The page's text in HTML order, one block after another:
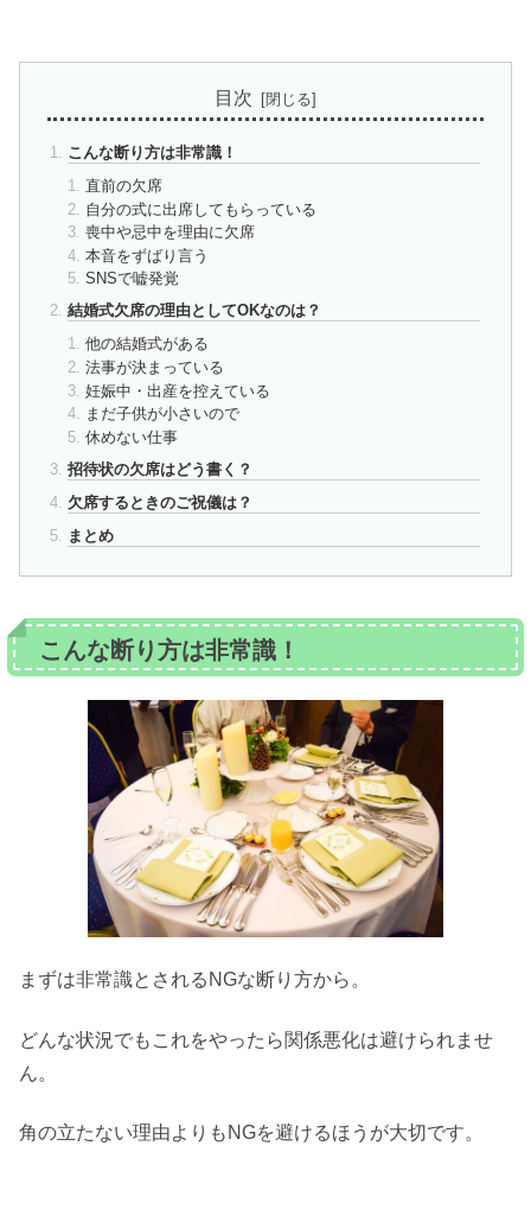
目次
こんな断り方は非常識！
直前の欠席
自分の式に出席してもらっている
喪中や忌中を理由に欠席
本音をずばり言う
SNSで嘘発覚
結婚式欠席の理由としてOKなのは？
他の結婚式がある
法事が決まっている
妊娠中・出産を控えている
まだ子供が小さいので
休めない仕事
招待状の欠席はどう書く？
欠席するときのご祝儀は？
まとめ
こんな断り方は非常識！
まずは非常識とされるNGな断り方から。
どんな状況でもこれをやったら関係悪化は避けられませ
ん。
角の立たない理由よりもNGを避けるほうが大切です。